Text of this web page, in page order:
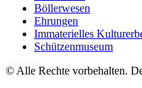
Böllerwesen
Ehrungen
Immaterielles
Schützenmuseum
© Alle Rechte vorbehalten.